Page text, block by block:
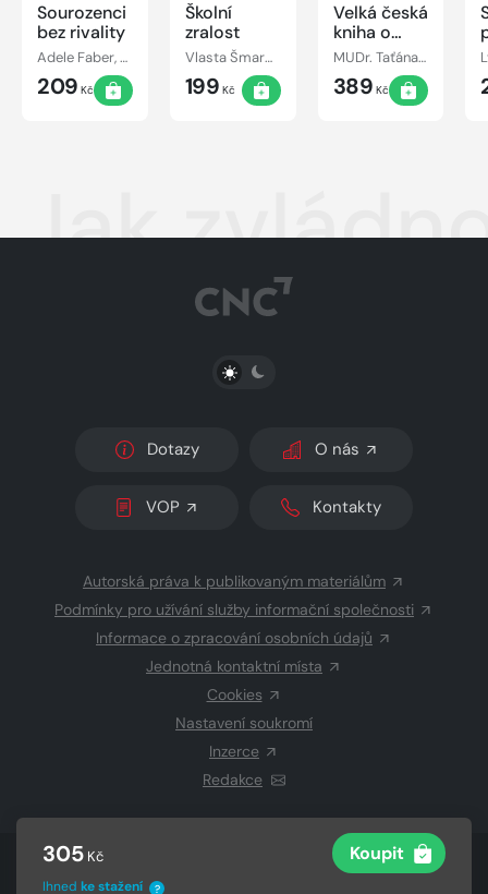
305 Kč Koupit
Ihned ke stažení ?
Sourozenci
bez rivality
Adele Faber, Elaine Mazlish
209 Kč
Školní
zralost
Vlasta Šmardová, Jiřina Bednářová
199 Kč
Velká česká
kniha o
matce a
dítěti
MUDr. Taťána Hanáková
389 Kč
Jak
PŘEPNOUT SVĚTLÝ/TMAVÝ REŽIM
Dotazy O nás
VOP Kontakty
Autorská práva k publikovaným materiálům
Podmínky pro užívání služby informační společnosti
Informace o zpracování osobních údajů
Jednotná kontaktní místa
Cookies
Nastavení soukromí
Inzerce
Redakce
© 2026 Copyright CZECH NEWS CENTER a.s.a dodavatelé